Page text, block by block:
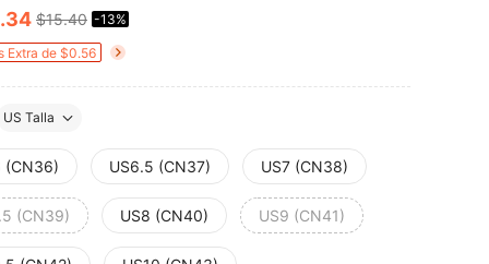
AND AVAILABILITY
.34 $15.40 -13%
Extra de $0.56
US Talla
(CN36) US6.5 (CN37) US7 (CN38)
(CN39) US8 (CN40) US9 (CN41)